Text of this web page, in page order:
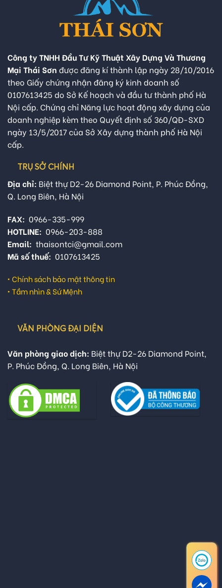
Công ty TNHH Đầu Tư Kỹ Thuật Xây Dựng Và Thương
Mại Thái Sơn được đăng kí thành lập ngày 28/10/2016
theo Giấy chứng nhận đăng ký kinh doanh số
0107613425 do Sở Kế hoạch và đầu tư thành phố Hà
Nội cấp. Chứng chỉ Năng lực hoạt động xây dựng của
doanh nghiệp kèm theo Quyết định số 360/QĐ-SXD
ngày 13/5/2017 của Sở Xây dựng thành phố Hà Nội
cấp.
TRỤ SỞ CHÍNH
Địa chỉ: Biệt thự D2-26 Diamond Point, P. Phúc Đồng,
Q. Long Biên, Hà Nội
FAX: 0966-335-999
HOTLINE: 0966-203-888
Email: thaisontci@gmail.com
Mã số thuế: 0107613425
• Chính sách bảo mật thông tin
• Tầm nhìn & Sứ Mệnh
VĂN PHÒNG ĐẠI DIỆN
Văn phòng giao dịch: Biệt thự D2-26 Diamond Point,
P. Phúc Đồng, Q. Long Biên, Hà Nội